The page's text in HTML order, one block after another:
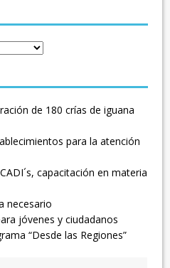
de 180 crías de iguana
para la atención
capacitación en materia
necesario
jóvenes y ciudadanos
“Desde las Regiones”